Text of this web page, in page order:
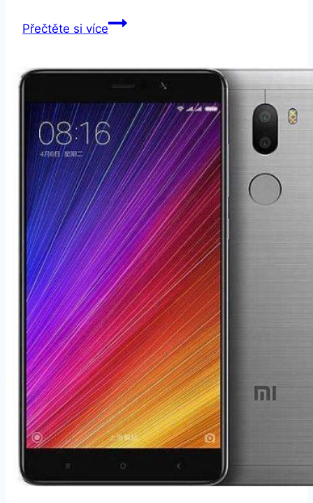
Přečtěte si víceXiaomi
6GB/128GB
Sandy
Purple